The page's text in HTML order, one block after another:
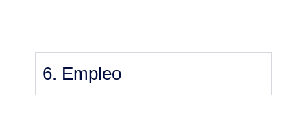
6. Empleo